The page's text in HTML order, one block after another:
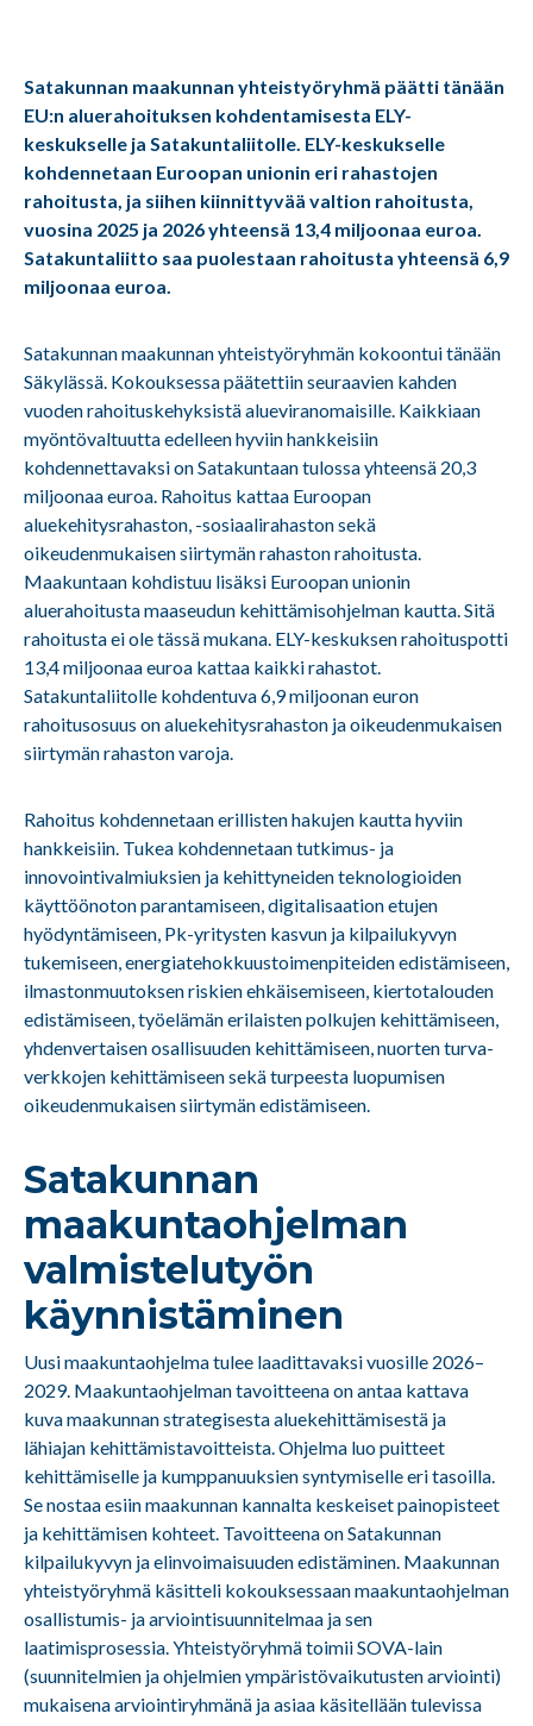
Satakunnan maakunnan yhteistyöryhmä päätti tänään
EU:n aluerahoituksen kohdentamisesta ELY-
keskukselle ja Satakuntaliitolle. ELY-keskukselle
kohdennetaan Euroopan unionin eri rahastojen
rahoitusta, ja siihen kiinnittyvää valtion rahoitusta,
vuosina 2025 ja 2026 yhteensä 13,4 miljoonaa euroa.
Satakuntaliitto saa puolestaan rahoitusta yhteensä 6,9
miljoonaa euroa.
Satakunnan maakunnan yhteistyöryhmän kokoontui tänään
Säkylässä. Kokouksessa päätettiin seuraavien kahden
vuoden rahoituskehyksistä alueviranomaisille. Kaikkiaan
myöntövaltuutta edelleen hyviin hankkeisiin
kohdennettavaksi on Satakuntaan tulossa yhteensä 20,3
miljoonaa euroa. Rahoitus kattaa Euroopan
aluekehitysrahaston, -sosiaalirahaston sekä
oikeudenmukaisen siirtymän rahaston rahoitusta.
Maakuntaan kohdistuu lisäksi Euroopan unionin
aluerahoitusta maaseudun kehittämisohjelman kautta. Sitä
rahoitusta ei ole tässä mukana. ELY-keskuksen rahoituspotti
13,4 miljoonaa euroa kattaa kaikki rahastot.
Satakuntaliitolle kohdentuva 6,9 miljoonan euron
rahoitusosuus on aluekehitysrahaston ja oikeudenmukaisen
siirtymän rahaston varoja.
Rahoitus kohdennetaan erillisten hakujen kautta hyviin
hankkeisiin. Tukea kohdennetaan tutkimus- ja
innovointivalmiuksien ja kehittyneiden teknologioiden
käyttöönoton parantamiseen, digitalisaation etujen
hyödyntämiseen, Pk-yritysten kasvun ja kilpailukyvyn
tukemiseen, energiatehokkuustoimenpiteiden edistämiseen,
ilmastonmuutoksen riskien ehkäisemiseen, kiertotalouden
edistämiseen, työelämän erilaisten polkujen kehittämiseen,
yhdenvertaisen osallisuuden kehittämiseen, nuorten turva-
verkkojen kehittämiseen sekä turpeesta luopumisen
oikeudenmukaisen siirtymän edistämiseen.
Satakunnan
maakuntaohjelman
valmistelutyön
käynnistäminen
Uusi maakuntaohjelma tulee laadittavaksi vuosille 2026–
2029. Maakuntaohjelman tavoitteena on antaa kattava
kuva maakunnan strategisesta aluekehittämisestä ja
lähiajan kehittämistavoitteista. Ohjelma luo puitteet
kehittämiselle ja kumppanuuksien syntymiselle eri tasoilla.
Se nostaa esiin maakunnan kannalta keskeiset painopisteet
ja kehittämisen kohteet. Tavoitteena on Satakunnan
kilpailukyvyn ja elinvoimaisuuden edistäminen. Maakunnan
yhteistyöryhmä käsitteli kokouksessaan maakuntaohjelman
osallistumis- ja arviointisuunnitelmaa ja sen
laatimisprosessia. Yhteistyöryhmä toimii SOVA-lain
(suunnitelmien ja ohjelmien ympäristövaikutusten arviointi)
mukaisena arviointiryhmänä ja asiaa käsitellään tulevissa